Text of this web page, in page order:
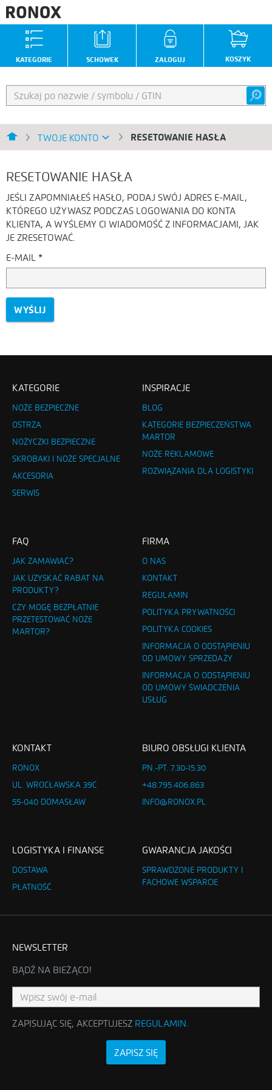
ZALOGUJ KOSZYK
SCHOWEK
KATEGORIE
TWOJE KONTO RESETOWANIE HASŁA
RESETOWANIE HASŁA
JEŚLI ZAPOMNIAŁEŚ HASŁO, PODAJ SWÓJ ADRES E-MAIL,
KTÓREGO UŻYWASZ PODCZAS LOGOWANIA DO KONTA
KLIENTA, A WYŚLEMY CI WIADOMOŚĆ Z INFORMACJAMI, JAK
JE ZRESETOWAĆ.
E-MAIL *
WYŚLIJ
KATEGORIE
NOŻE BEZPIECZNE
OSTRZA
NOŻYCZKI BEZPIECZNE
SKROBAKI I NOŻE SPECJALNE
AKCESORIA
SERWIS
INSPIRACJE
BLOG
KATEGORIE BEZPIECZEŃSTWA
MARTOR
NOŻE REKLAMOWE
ROZWIĄZANIA DLA LOGISTYKI
FAQ
JAK ZAMAWIAĆ?
JAK UZYSKAĆ RABAT NA
PRODUKTY?
CZY MOGĘ BEZPŁATNIE
PRZETESTOWAĆ NOŻE
MARTOR?
FIRMA
O NAS
KONTAKT
REGULAMIN
POLITYKA PRYWATNOŚCI
POLITYKA COOKIES
INFORMACJA O ODSTĄPIENIU
OD UMOWY SPRZEDAŻY
INFORMACJA O ODSTĄPIENIU
OD UMOWY ŚWIADCZENIA
USŁUG
KONTAKT
RONOX
UL. WROCŁAWSKA 39C
55-040 DOMASŁAW
BIURO OBSŁUGI KLIENTA
PN.-PT. 7.30-15.30
+48.795.406.863
INFO@RONOX.PL
LOGISTYKA I FINANSE
DOSTAWA
PŁATNOŚĆ
GWARANCJA JAKOŚCI
SPRAWDZONE PRODUKTY I
FACHOWE WSPARCIE
NEWSLETTER
BĄDŹ NA BIEŻĄCO!
ZAPISUJĄC SIĘ, AKCEPTUJESZ REGULAMIN.
ZAPISZ SIĘ